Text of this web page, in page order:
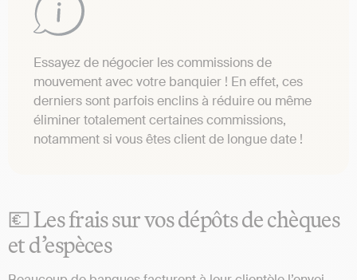
Essayez de négocier les commissions de
mouvement avec votre banquier ! En effet, ces
derniers sont parfois enclins à réduire ou même
éliminer totalement certaines commissions,
notamment si vous êtes client de longue date !
💶 Les frais sur vos dépôts de chèques
et d’espèces